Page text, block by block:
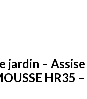
jardin – Assise
HR35